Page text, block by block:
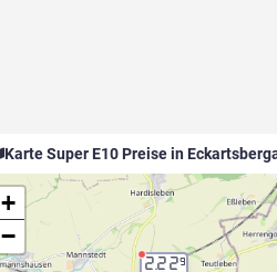
Karte Super E10 Preise in
2.229
+
−